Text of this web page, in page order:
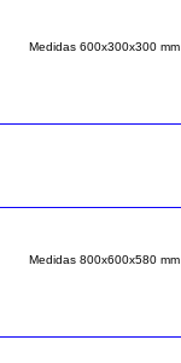
Medidas 600x300x300 mm
Medidas 800x600x580 mm